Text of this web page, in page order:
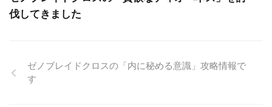
伐してきました
ゼノブレイドクロスの「内に秘める意識」攻略情報で
す